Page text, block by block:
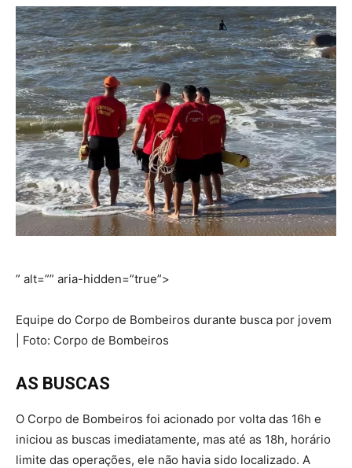
” alt=”” aria-hidden=”true”>
Equipe do Corpo de Bombeiros durante busca por jovem
| Foto: Corpo de Bombeiros
AS BUSCAS
O Corpo de Bombeiros foi acionado por volta das 16h e
iniciou as buscas imediatamente, mas até as 18h, horário
limite das operações, ele não havia sido localizado. A